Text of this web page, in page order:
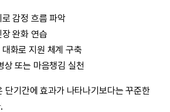
감정 흐름 파악
완화 연습
화로 지원 체계 구축
상 또는 마음챙김 실천
단기간에 효과가 나타나기보다는 꾸준한